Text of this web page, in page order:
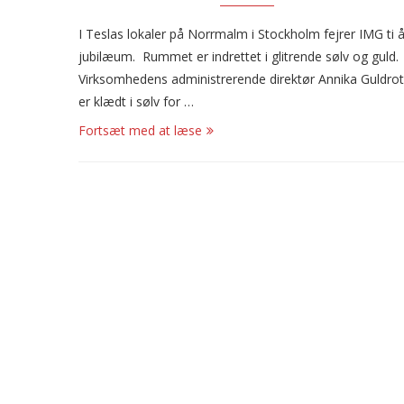
I Teslas lokaler på Norrmalm i Stockholm fejrer IMG ti
jubilæum. Rummet er indrettet i glitrende sølv og guld.
Virksomhedens administrerende direktør Annika
er klædt i sølv for …
Fortsæt med at læse